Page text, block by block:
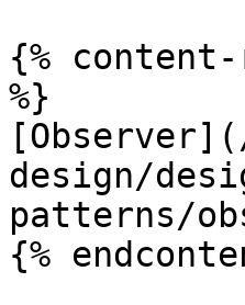
{% content-
%}
design/
patterns/
{%